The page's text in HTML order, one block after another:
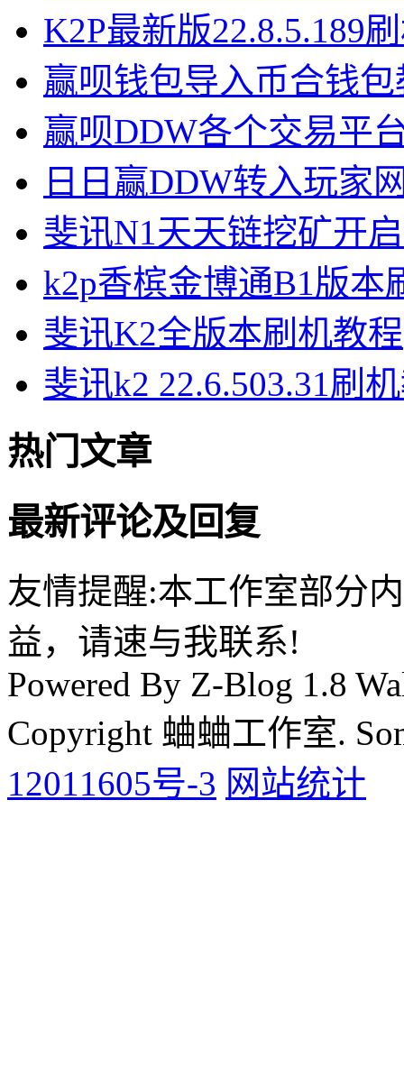
K2P最新版22.8.5.189
赢呗钱包导入币合钱包
赢呗DDW各个交易平
日日赢DDW转入玩家
斐讯N1天天链挖矿开
k2p香槟金博通B1版本
斐讯K2全版本刷机教程
斐讯k2 22.6.503.31刷
热门文章
最新评论及回复
友情提醒:本工作室部分
益，请速与我联系!
Powered By Z-Blog 1.8
Copyright 蛐蛐工作室.
12011605号-3 网站统计